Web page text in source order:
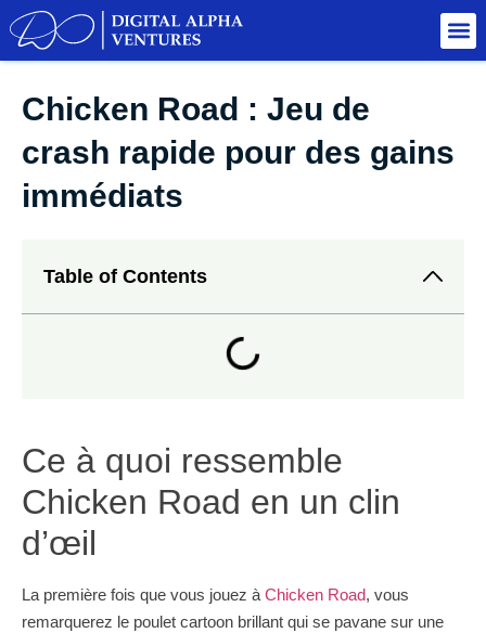
Chicken Road : Jeu de
crash rapide pour des gains
immédiats
Table of Contents
Ce à quoi ressemble
Chicken Road en un clin
d’œil
La première fois que vous jouez à Chicken Road, vous
remarquerez le poulet cartoon brillant qui se pavane sur une